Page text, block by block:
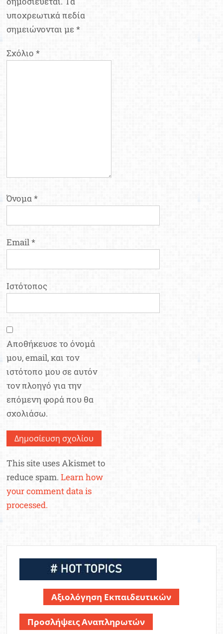
υποχρεωτικά πεδία
σημειώνονται με*
Σχόλιο*
Όνομα*
Email*
Ιστότοπος
Αποθήκευσε το όνομά
μου, email, και τον
ιστότοπο μου σε αυτόν
τον πλοηγό για την
επόμενη φορά που θα
σχολιάσω.
This site uses Akismet to
reduce spam.Learn how
your comment data is
processed.
Αξιολόγηση Εκπαιδευτικών
Προσλήψεις Αναπληρωτών